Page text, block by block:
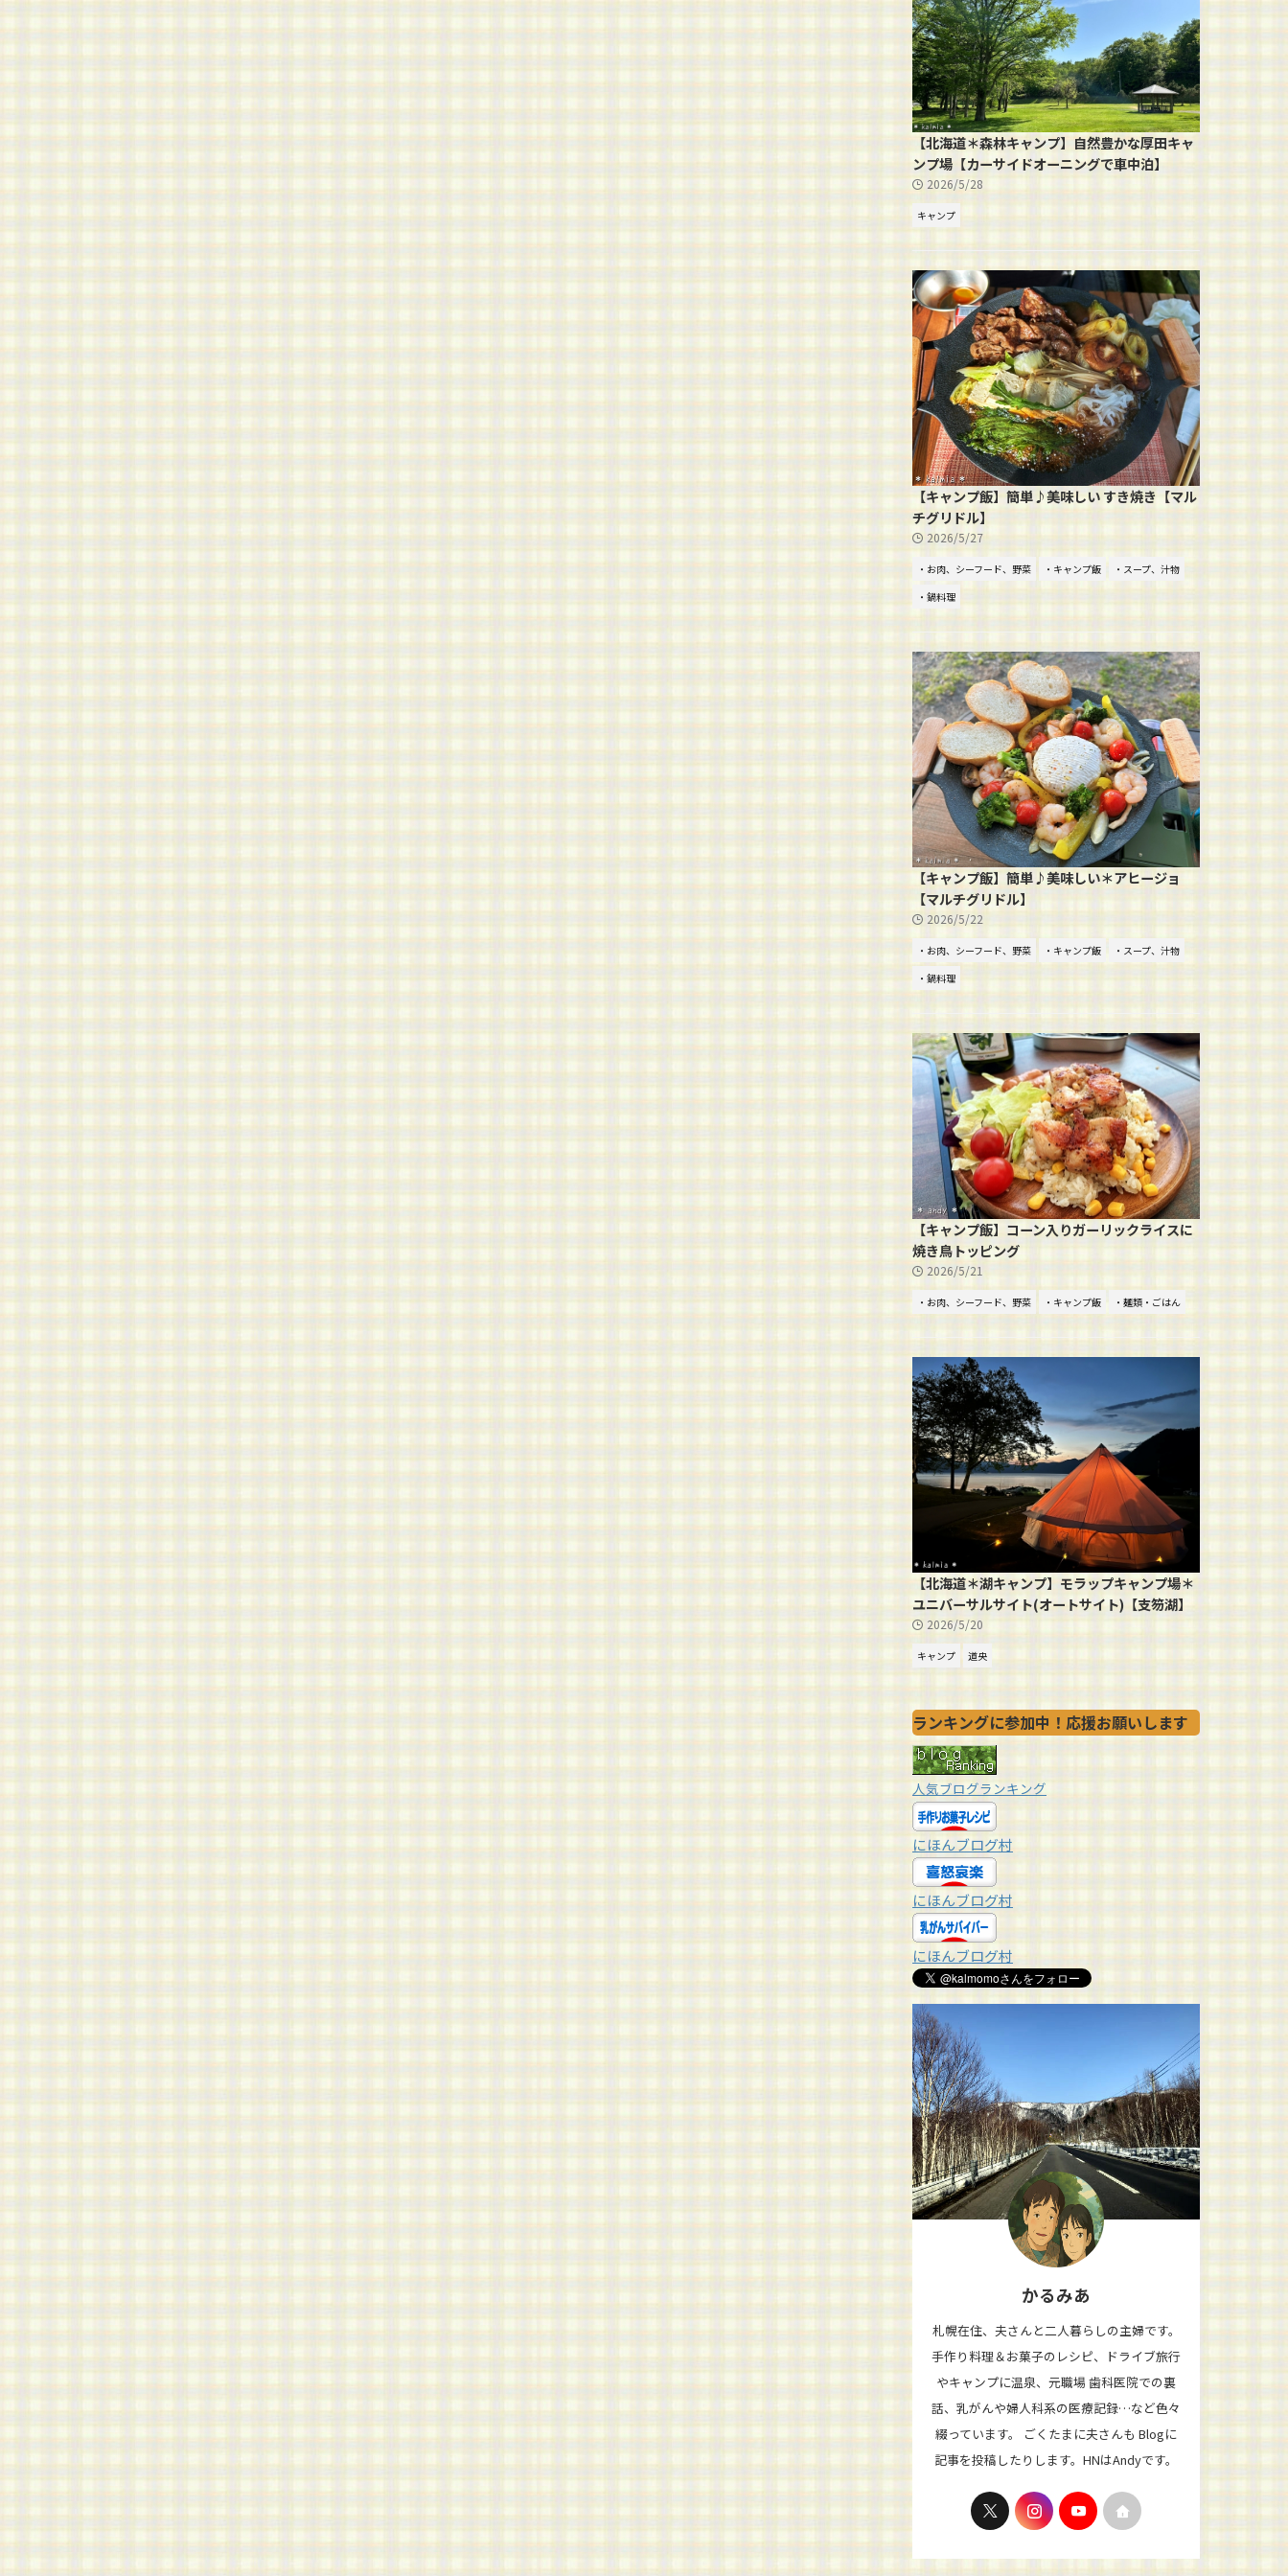
【北海道＊森林キャンプ】自然豊かな厚田キャ
ンプ場【カーサイドオーニングで車中泊】
2026/5/28
キャンプ
【キャンプ飯】簡単♪美味しい すき焼き【マル
チグリドル】
2026/5/27
・お肉、シーフード、野菜 ・キャンプ飯
・スープ、汁物
・鍋料理
【キャンプ飯】簡単♪美味しい＊アヒージョ
【マルチグリドル】
2026/5/22
・お肉、シーフード、野菜 ・キャンプ飯
・スープ、汁物
・鍋料理
【キャンプ飯】コーン入りガーリックライスに
焼き鳥トッピング
2026/5/21
・お肉、シーフード、野菜 ・キャンプ飯 ・麺類・ごはん
【北海道＊湖キャンプ】モラップキャンプ場＊
ユニバーサルサイト(オートサイト)【支笏湖】
2026/5/20
キャンプ 道央
ランキングに参加中！応援お願いします
人気ブログランキング
にほんブログ村
にほんブログ村
にほんブログ村
かるみあ
札幌在住、夫さんと二人暮らしの主婦です。
手作り料理＆お菓子のレシピ、ドライブ旅行
やキャンプに温泉、元職場 歯科医院での裏
話、乳がんや婦人科系の医療記録…など色々
綴っています。 ごくたまに夫さんも Blogに
記事を投稿したりします。HNはAndyです。